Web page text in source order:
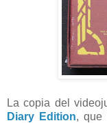
La copia del
Diary Edition, que